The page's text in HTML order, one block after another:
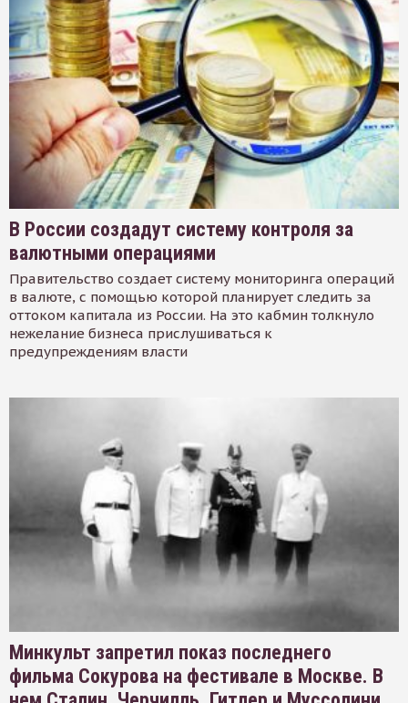
В России создадут систему контроля за
валютными операциями
Правительство создает систему мониторинга операций
в валюте, с помощью которой планирует следить за
оттоком капитала из России. На это кабмин толкнуло
нежелание бизнеса прислушиваться к
предупреждениям власти
Минкульт запретил показ последнего
фильма Сокурова на фестивале в Москве. В